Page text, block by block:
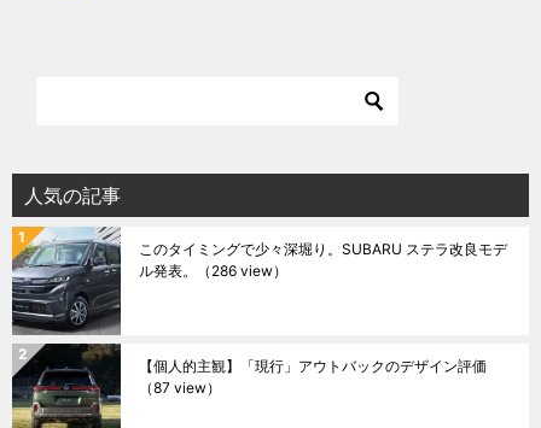
人気の記事
このタイミングで少々深堀り。SUBARU ステラ改良モデ
ル発表。
（286 view）
【個人的主観】「現行」アウトバックのデザイン評価
（87 view）